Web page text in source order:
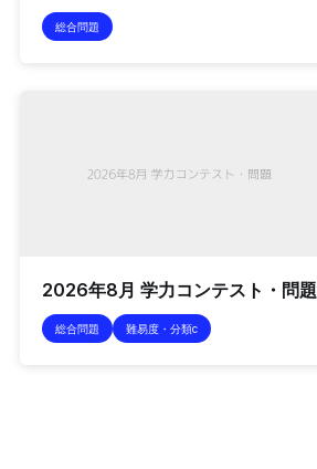
総合問題
2026年8月 学力コンテスト・問題
総合問題 難易度・分類c